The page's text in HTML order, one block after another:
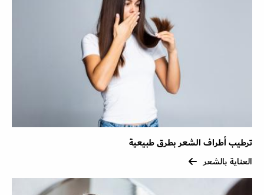
ترطيب أطراف الشعر بطرق طبيعية
العناية بالشعر